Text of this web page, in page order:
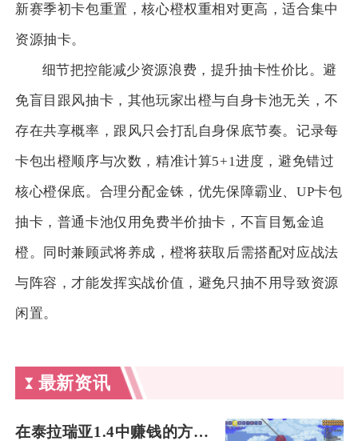
新赛季初卡包重置，核心橙权重相对更高，适合集中
资源抽卡。
细节把控能减少资源浪费，提升抽卡性价比。避
免盲目跟风抽卡，其他玩家出橙与自身卡池无关，不
存在共享概率，跟风只会打乱自身保底节奏。记录每
卡包出橙顺序与次数，精准计算5+1进度，避免错过
核心橙保底。合理分配金铢，优先保障霸业、UP卡包
抽卡，普通卡池仅用免费半价抽卡，不盲目氪金追
橙。同时兼顾武将养成，橙将获取后需搭配对应战法
与阵容，才能发挥实战价值，避免只抽不用导致资源
闲置。
最新资讯
在泰拉瑞亚1.4中赚钱的方法有哪些